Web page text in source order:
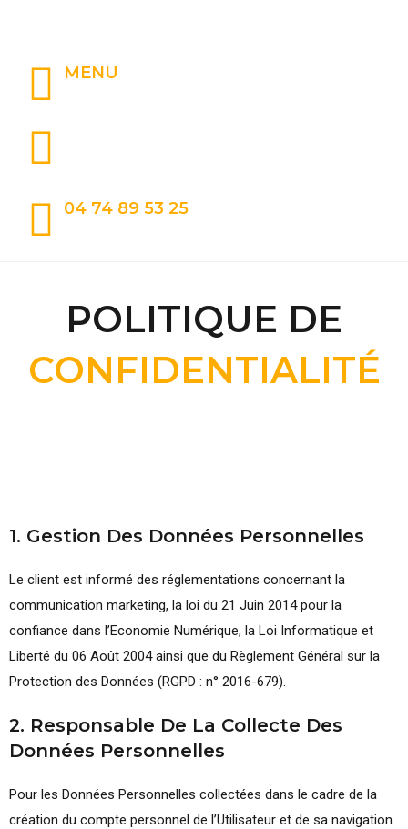
MENU
04 74 89 53 25
POLITIQUE DE
CONFIDENTIALITÉ
1. Gestion Des Données Personnelles
Le client est informé des réglementations concernant la
communication marketing, la loi du 21 Juin 2014 pour la
confiance dans l’Economie Numérique, la Loi Informatique et
Liberté du 06 Août 2004 ainsi que du Règlement Général sur la
Protection des Données (RGPD : n° 2016-679).
2. Responsable De La Collecte Des
Données Personnelles
Pour les Données Personnelles collectées dans le cadre de la
création du compte personnel de l’Utilisateur et de sa navigation